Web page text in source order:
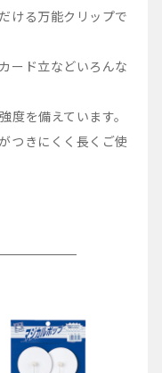
ける万能クリップで
ード立などいろんな
を備えています。
つきにくく長くご使